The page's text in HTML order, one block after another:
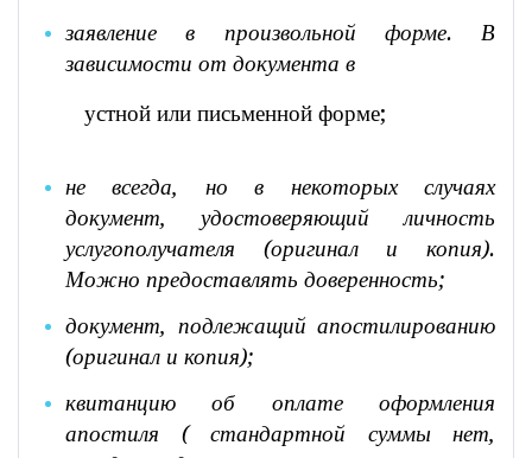
заявление в произвольной форме. В
зависимости от документа в
устной или письменной форме;
не всегда, но в некоторых случаях
документ, удостоверяющий личность
услугополучателя (оригинал и копия).
Можно предоставлять доверенность;
документ, подлежащий апостилированию
(оригинал и копия);
квитанцию об оплате оформления
апостиля ( стандартной суммы нет,